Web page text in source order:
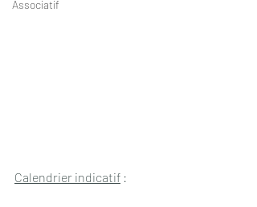
Associatif
Calendrier indicatif :